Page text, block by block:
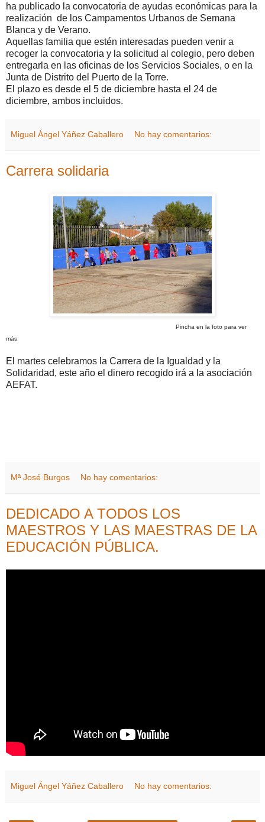
ha publicado la convocatoria de ayudas económicas para la
realización de los Campamentos Urbanos de Semana
Blanca y de Verano.
Aquellas familia que estén interesadas pueden venir a
recoger la convocatoria y la solicitud al colegio, pero deben
entregarla en las oficinas de los Servicios Sociales, o en la
Junta de Distrito del Puerto de la Torre.
El plazo es desde el 5 de diciembre hasta el 24 de
diciembre, ambos incluidos.
Miguel Ángel Yáñez Caballero No hay comentarios:
Carrera solidaria
Pincha en la foto para ver
más
El martes celebramos la Carrera de la Igualdad y la
Solidaridad, este año el dinero recogido irá a la asociación
AEFAT.
Mª José Burgos No hay comentarios:
DEDICADO A TODOS LOS
MAESTROS Y LAS MAESTRAS DE LA
EDUCACIÓN PÚBLICA.
Miguel Ángel Yáñez Caballero No hay comentarios: